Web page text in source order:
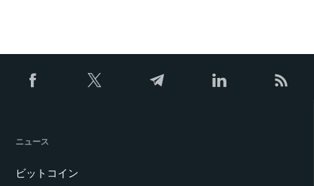
ニュース
ビットコイン